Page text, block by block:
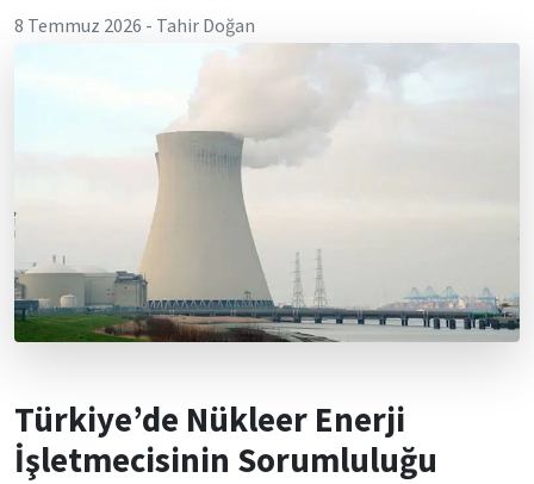
8 Temmuz 2026 - Tahir Doğan
Türkiye’de Nükleer Enerji
İşletmecisinin Sorumluluğu